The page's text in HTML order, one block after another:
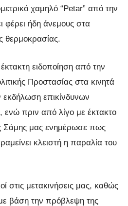
χαμηλό “Petar” από την
φέρει ήδη άνεμους στα
θερμοκρασίας.
ειδοποίηση από την
Προστασίας στα κινητά
εκδήλωση επικίνδυνων
ενώ πριν από λίγο με έκτακτο
Σάμης μας ενημέρωσε πως
κλειστή η παραλία του
στις μετακινήσεις μας, καθώς
βάση την πρόβλεψη της